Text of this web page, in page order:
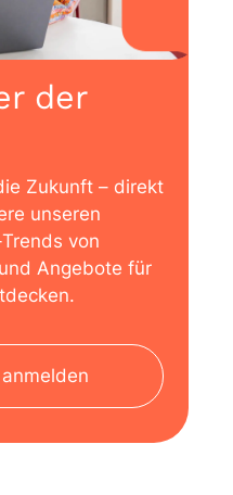
der
Zukunft – direkt
unseren
von
Angebote für